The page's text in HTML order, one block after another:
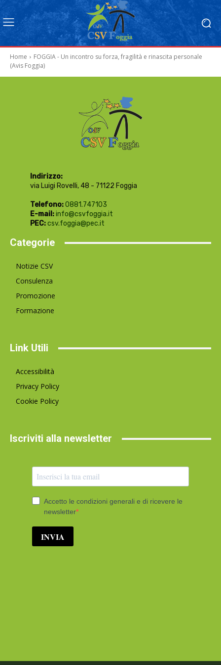
Home
FOGGIA - Un incontro su forza, fragilità e rinascita personale
(Avis Foggia)
Indirizzo:
via Luigi Rovelli, 48 - 71122 Foggia
Telefono:0881.747103
E-mail:info@csvfoggia.it
PEC:csv.foggia@pec.it
Categorie
Notizie CSV
Consulenza
Promozione
Formazione
Link Utili
Accessibilità
Privacy Policy
Cookie Policy
Iscriviti alla newsletter